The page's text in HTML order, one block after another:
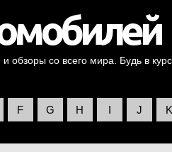
обзоры со всего мира. Будь в
F G H I J K